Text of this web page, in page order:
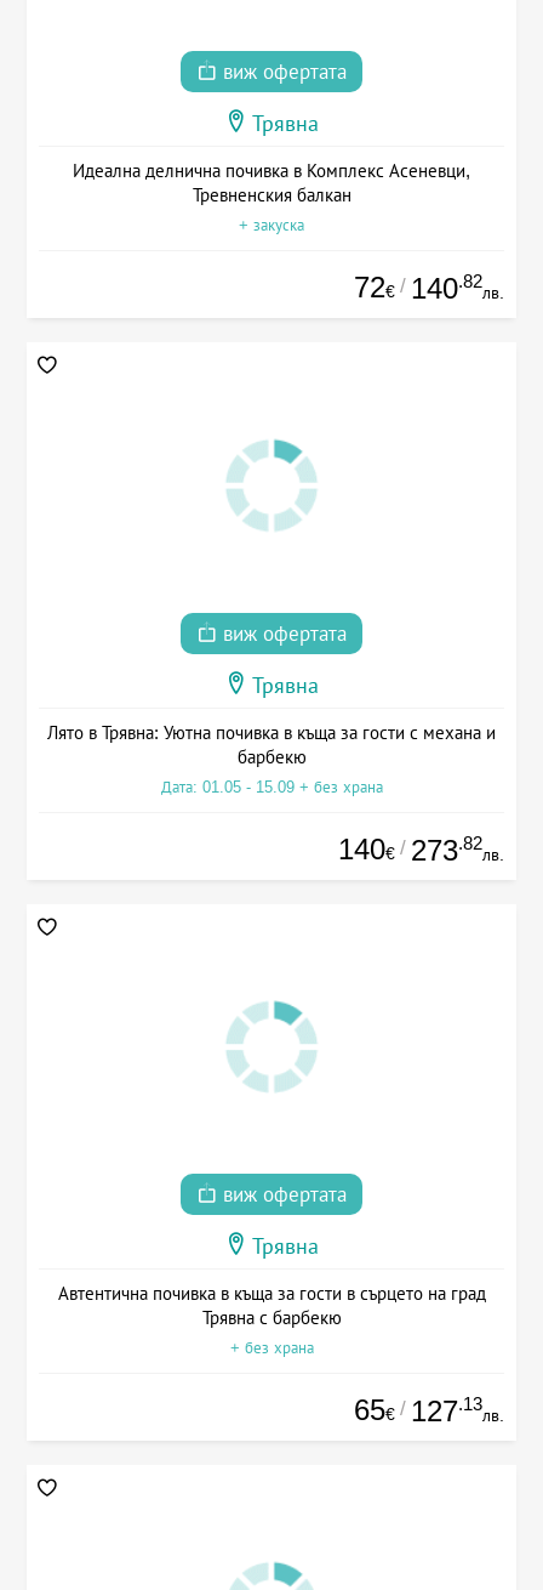
виж офертата
Трявна
Идеална делнична почивка в Комплекс Асеневци,
Тревненския балкан
+ закуска
72€ / 140.82
лв.
виж офертата
Трявна
Лято в Трявна: Уютна почивка в къща за гости с механа и
барбекю
Дата: 01.05 - 15.09 + без храна
140€ / 273.82
лв.
виж офертата
Трявна
Автентична почивка в къща за гости в сърцето на град
Трявна с барбекю
+ без храна
65€ / 127.13
лв.